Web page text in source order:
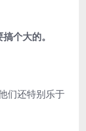
个大的。
们还特别乐于